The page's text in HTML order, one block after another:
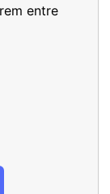
entre